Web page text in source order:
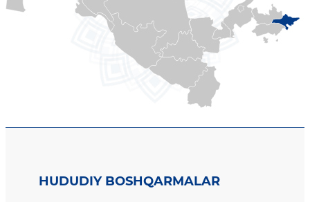
HUDUDIY BOSHQARMALAR